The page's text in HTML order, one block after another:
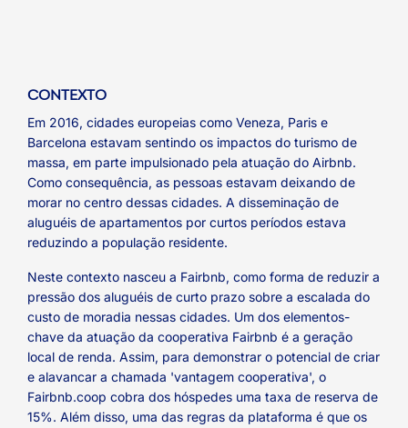
CONTEXTO
Em 2016, cidades europeias como Veneza, Paris e
Barcelona estavam sentindo os impactos do turismo de
massa, em parte impulsionado pela atuação do Airbnb.
Como consequência, as pessoas estavam deixando de
morar no centro dessas cidades. A disseminação de
aluguéis de apartamentos por curtos períodos estava
reduzindo a população residente.
Neste contexto nasceu a Fairbnb, como forma de reduzir a
pressão dos aluguéis de curto prazo sobre a escalada do
custo de moradia nessas cidades. Um dos elementos-
chave da atuação da cooperativa Fairbnb é a geração
local de renda. Assim, para demonstrar o potencial de criar
e alavancar a chamada 'vantagem cooperativa', o
Fairbnb.coop cobra dos hóspedes uma taxa de reserva de
15%. Além disso, uma das regras da plataforma é que os